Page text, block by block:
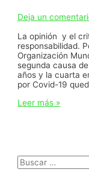
Deja un
La opinión y el
responsabilidad.
Organización
segunda causa
años y la cuarta
por Covid-19
Informando
nuevas
muertes,
Leer más »
Buscar: